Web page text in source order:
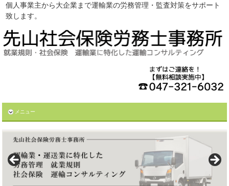
個人事業主から大企業まで運輸業の労務管理・監査対策をサポート
致します。
メニュー